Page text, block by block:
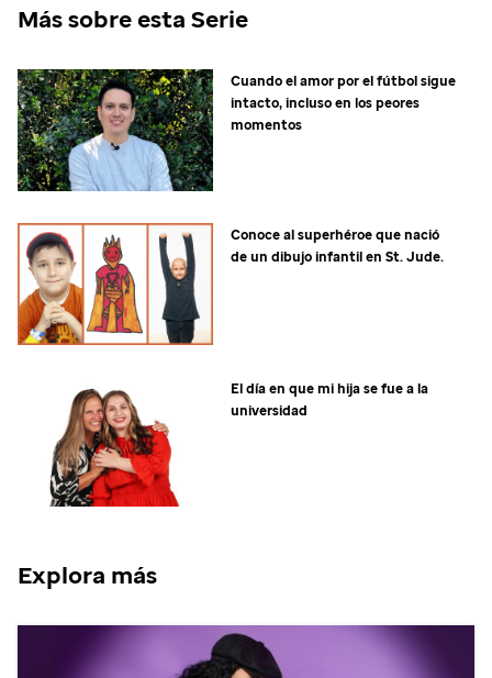
Más sobre esta Serie
Cuando el amor por el fútbol sigue
intacto, incluso en los peores
momentos
Conoce al superhéroe que nació
de un dibujo infantil enSt. Jude.
El día en que mi hija se fue a la
universidad
Explora más